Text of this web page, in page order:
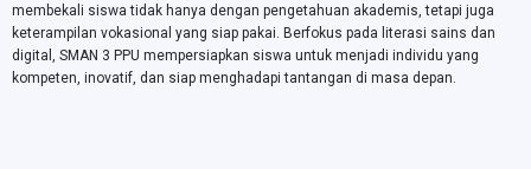
membekali siswa tidak hanya dengan pengetahuan akademis, tetapi juga
keterampilan vokasional yang siap pakai. Berfokus pada literasi sains dan
digital, SMAN 3 PPU mempersiapkan siswa untuk menjadi individu yang
kompeten, inovatif, dan siap menghadapi tantangan di masa depan.